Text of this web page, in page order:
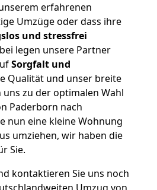
erfahrenen
Umzüge oder dass ihre
und stressfrei
legen unsere Partner
Sorgfalt und
Qualität und unser breite
zu der optimalen Wahl
Paderborn nach
nun eine kleine Wohnung
umziehen, wir haben die
Sie.
kontaktieren Sie uns noch